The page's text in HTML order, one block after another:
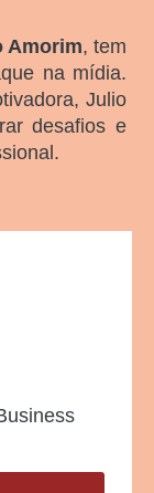
Amorim, tem
na mídia.
Julio
desafios e